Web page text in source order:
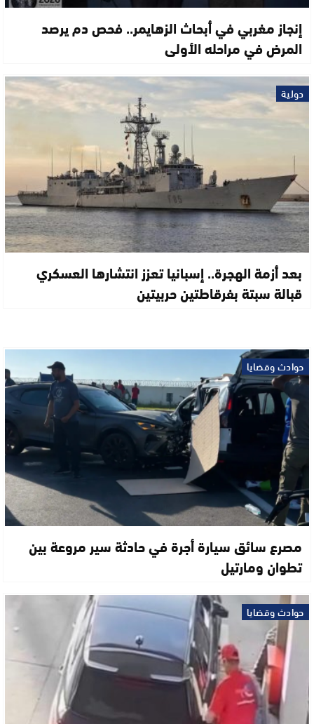
إنجاز مغربي في أبحاث الزهايمر.. فحص دم يرصد
المرض في مراحله الأولى
دولية
بعد أزمة الهجرة.. إسبانيا تعزز انتشارها العسكري
قبالة سبتة بفرقاطتين حربيتين
حوادث وقضايا
مصرع سائق سيارة أجرة في حادثة سير مروعة بين
تطوان ومارتيل
حوادث وقضايا